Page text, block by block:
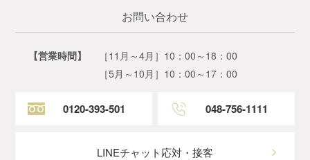
お問い合わせ
【営業時間】
［11月～4月］10：00～18：00
［5月～10月］10：00～17：00
0120-393-501 048-756-1111
LINEチャット応対・接客